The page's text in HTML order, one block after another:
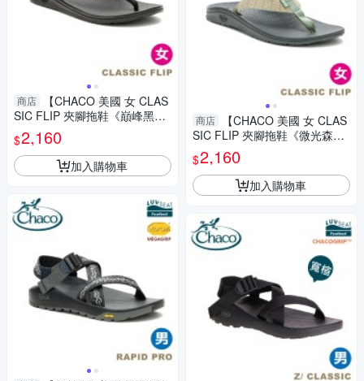
商店
【CHACO 美國 女 CLAS
SIC FLIP 夾腳拖鞋《巔峰黑
白》】CH-CFW01HL66/人字
拖/戶外/海灘鞋/涼鞋
$2,160
加入購物車
商店
【CHACO 美國 女 CLAS
SIC FLIP 夾腳拖鞋《微光森
綠》】CH-CFW01HM02/人字
拖/戶外/海灘鞋/涼鞋
$2,160
加入購物車